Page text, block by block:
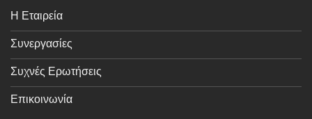
Η Εταιρεία
Συνεργασίες
Συχνές Ερωτήσεις
Επικοινωνία